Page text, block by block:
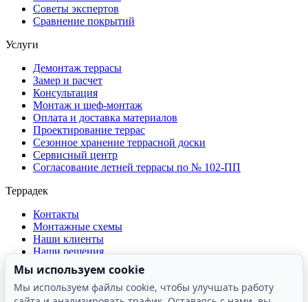
Советы экспертов
Сравнение покрытий
Услуги
Демонтаж террасы
Замер и расчет
Консультация
Монтаж и шеф-монтаж
Оплата и доставка материалов
Проектирование террас
Сезонное хранение террасной доски
Сервисный центр
Согласование летней террасы по № 102-ПП
Террадек
Контакты
Монтажные схемы
Наши клиенты
Наши решения
Отзывы о компании
Производство
Мы используем cookie
Мы используем файлы cookie, чтобы улучшать работу